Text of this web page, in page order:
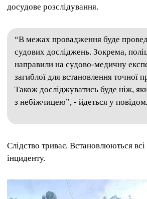
досудове розслідування.
“В межах провадження буде
судових досліджень. Зокрема,
направили на судово-медичну
загиблої для встановлення точної
Також досліджуватись буде ніж,
з небіжчицею”, - йдеться у
Слідство триває. Встановлюються
інциденту.